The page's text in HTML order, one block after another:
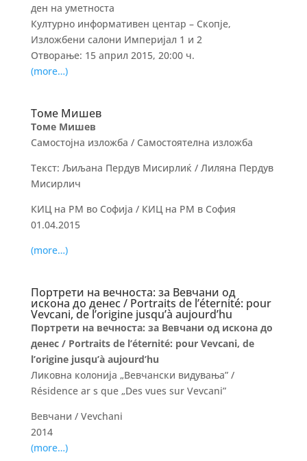
ден на уметноста
Културно информативен центар – Скопје,
Изложбени салони Империјал 1 и 2
Отворање: 15 април 2015, 20:00 ч.
(more…)
Томе Мишев
Томе Мишев
Самостојна изложба / Самостоятелна изложба
Текст: Љиљана Пердув Мисирлиќ / Лиляна Пердув
Мисирлич
КИЦ на РМ во Софија / КИЦ на РМ в София
01.04.2015
(more…)
Портрети на вечноста: за Вевчани од
искона до денес / Portraits de l’éternité: pour
Vevcani, de l’origine jusqu’à aujourd’hu
Портрети на вечноста: за Вевчани од искона до
денес / Portraits de l’éternité: pour Vevcani, de
l’origine jusqu’à aujourd’hu
Ликовна колонија „Вевчански видувања” /
Résidence ar s que „Des vues sur Vevcani”
Вевчани / Vevchani
2014
(more…)